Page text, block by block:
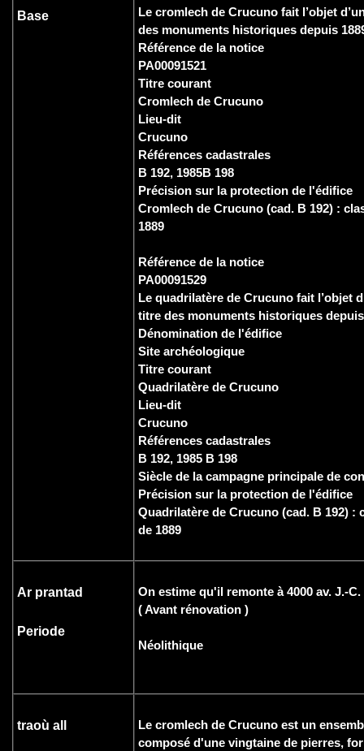
Base
Le cromlech de Crucuno fait l’objet
des monuments historiques depuis
Référence de la notice
PA00091521
Titre courant
Cromlech de Crucuno
Lieu-dit
Crucuno
Références cadastrales
B 192, 1985B 198
Précision sur la protection de l'édifice
Cromlech de Crucuno (cad. B 192) :
1889
Référence de la notice
PA00091529
Le quadrilatère de Crucuno fait l’objet
titre des monuments historiques depuis
Dénomination de l'édifice
Site archéologique
Titre courant
Quadrilatère de Crucuno
Lieu-dit
Crucuno
Références cadastrales
B 192, 1985 B 198
Siècle de la campagne principale de
Précision sur la protection de l'édifice
Quadrilatère de Crucuno (cad. B 192) :
de 1889
Ar prantad
Periode
On estime qu'il remonte à 4000 av. J.-C.
( Avant rénovation )
Néolithique
traoù all
Le cromlech de Crucuno est un
composé d'une vingtaine de pierres,